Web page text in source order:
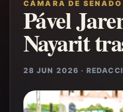
CÁMARA DE
Pável
Nayarit
28 JUN 2026 ·